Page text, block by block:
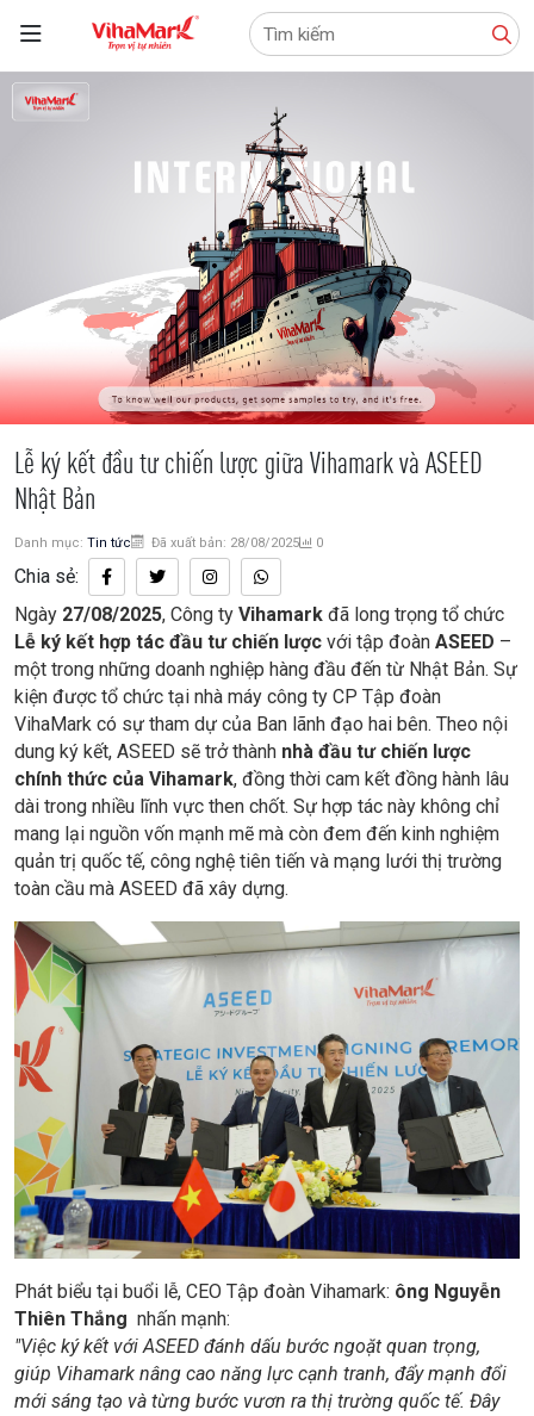
Tìm
kiếm:
Lễ ký kết đầu tư chiến lược giữa Vihamark và ASEED
Nhật Bản
Danh mục: Tin tức Đã xuất bản: 28/08/2025 0
Chia sẻ:
Ngày 27/08/2025, Công ty Vihamark đã long trọng tổ chức
Lễ ký kết hợp tác đầu tư chiến lược với tập đoàn ASEED –
một trong những doanh nghiệp hàng đầu đến từ Nhật Bản. Sự
kiện được tổ chức tại nhà máy công ty CP Tập đoàn
VihaMark có sự tham dự của Ban lãnh đạo hai bên. Theo nội
dung ký kết, ASEED sẽ trở thành nhà đầu tư chiến lược
chính thức của Vihamark, đồng thời cam kết đồng hành lâu
dài trong nhiều lĩnh vực then chốt. Sự hợp tác này không chỉ
mang lại nguồn vốn mạnh mẽ mà còn đem đến kinh nghiệm
quản trị quốc tế, công nghệ tiên tiến và mạng lưới thị trường
toàn cầu mà ASEED đã xây dựng.
Phát biểu tại buổi lễ, CEO Tập đoàn Vihamark: ông Nguyễn
Thiên Thắng nhấn mạnh:
"Việc ký kết với ASEED đánh dấu bước ngoặt quan trọng,
giúp Vihamark nâng cao năng lực cạnh tranh, đẩy mạnh đổi
mới sáng tạo và từng bước vươn ra thị trường quốc tế. Đây